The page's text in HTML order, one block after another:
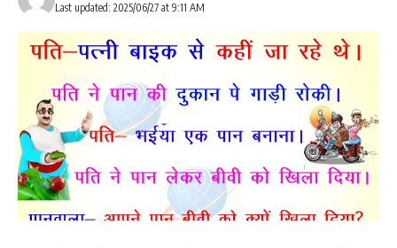
Last updated: 2025/06/27 at 9:11 AM